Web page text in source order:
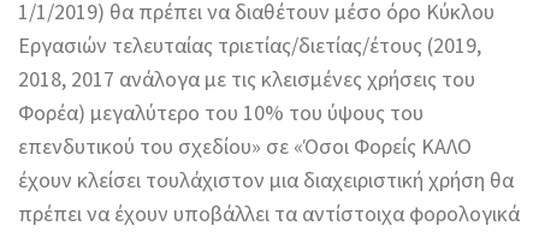
1/1/2019) θα πρέπει να διαθέτουν μέσο όρο Κύκλου
Εργασιών τελευταίας τριετίας/διετίας/έτους (2019,
2018, 2017 ανάλογα με τις κλεισμένες χρήσεις του
Φορέα) μεγαλύτερο του 10% του ύψους του
επενδυτικού του σχεδίου» σε «Όσοι Φορείς ΚΑΛΟ
έχουν κλείσει τουλάχιστον μια διαχειριστική χρήση θα
πρέπει να έχουν υποβάλλει τα αντίστοιχα φορολογικά